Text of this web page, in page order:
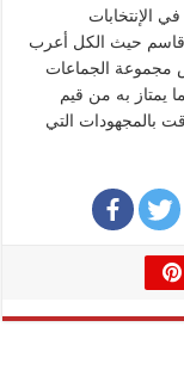
الإنتخابات
قاسم حيث الكل أعرب
مجموعة الجماعات
يمتاز به من قيم
بالمجهودات التي